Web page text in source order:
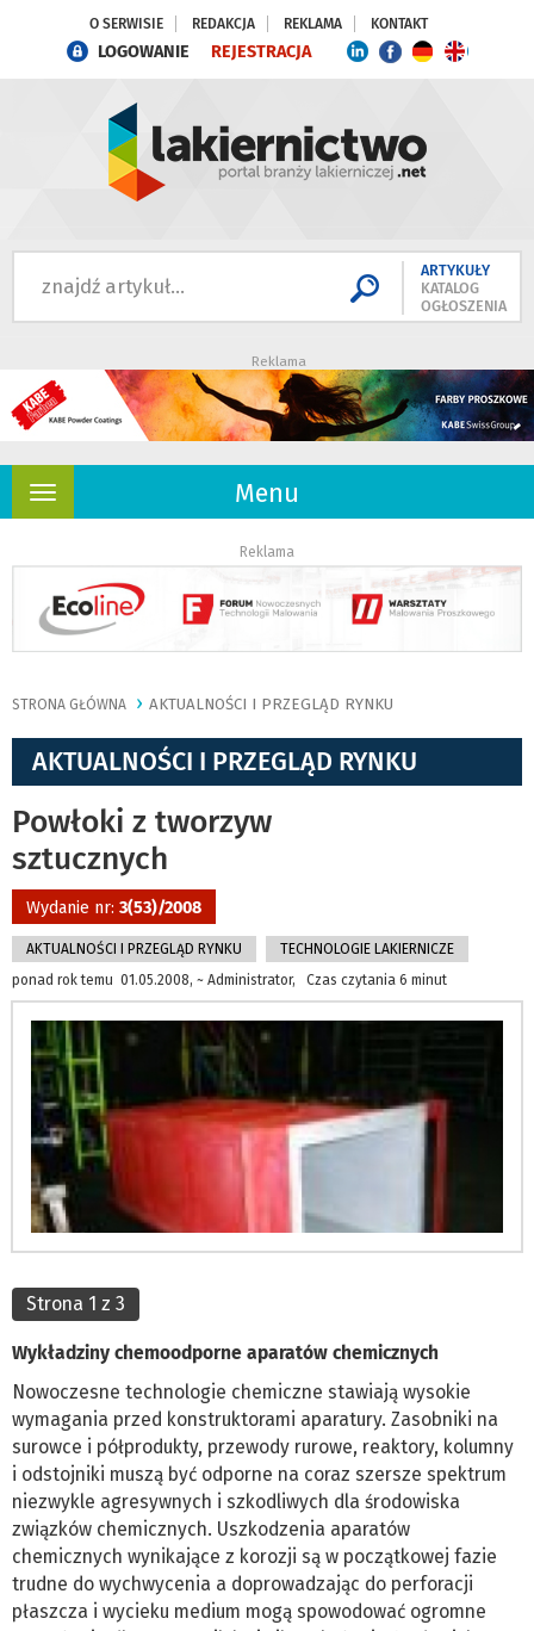
O SERWISIE REDAKCJA REKLAMA KONTAKT
LOGOWANIE REJESTRACJA
ARTYKUŁY
KATALOG
OGŁOSZENIA
Reklama
Menu
Rozwiń
Reklama
STRONA GŁÓWNA AKTUALNOŚCI I PRZEGLĄD RYNKU
AKTUALNOŚCI I PRZEGLĄD RYNKU
Powłoki z tworzyw
sztucznych
Wydanie nr: 3(53)/2008
AKTUALNOŚCI I PRZEGLĄD RYNKU
TECHNOLOGIE LAKIERNICZE
ponad rok temu 01.05.2008, ~ Administrator, Czas czytania 6 minut
Strona 1 z 3
Wykładziny chemoodporne aparatów chemicznych
Nowoczesne technologie chemiczne stawiają wysokie
wymagania przed konstruktorami aparatury. Zasobniki na
surowce i półprodukty, przewody rurowe, reaktory, kolumny
i odstojniki muszą być odporne na coraz szersze spektrum
niezwykle agresywnych i szkodliwych dla środowiska
związków chemicznych. Uszkodzenia aparatów
chemicznych wynikające z korozji są w początkowej fazie
trudne do wychwycenia a doprowadzając do perforacji
płaszcza i wycieku medium mogą spowodować ogromne